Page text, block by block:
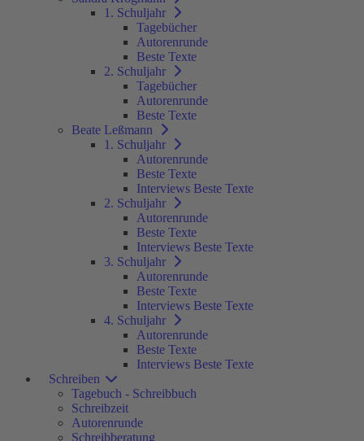
1. Schuljahr
Tagebücher
Autorenrunde
Beste Texte
2. Schuljahr
Tagebücher
Autorenrunde
Beste Texte
Beate Leßmann
1. Schuljahr
Autorenrunde
Beste Texte
Interviews Beste Texte
2. Schuljahr
Autorenrunde
Beste Texte
Interviews Beste Texte
3. Schuljahr
Autorenrunde
Beste Texte
Interviews Beste Texte
4. Schuljahr
Autorenrunde
Beste Texte
Interviews Beste Texte
Schreiben
Tagebuch - Schreibbuch
Schreibzeit
Autorenrunde
Schreibberatung